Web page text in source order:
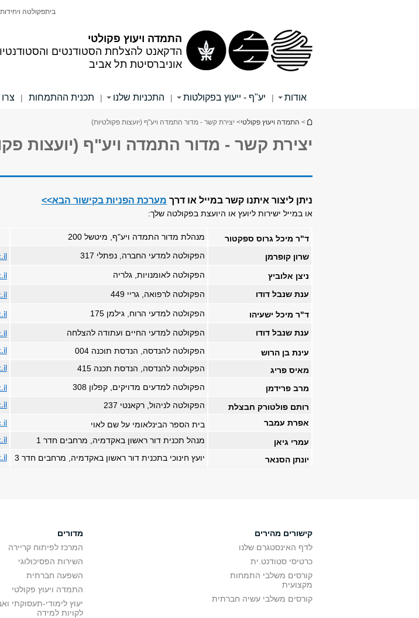
התמדה ויעוץ פקולטי
הדקאנט להצלחת הסטודנטים
אוניברסיטת תל אביב
ביתפקולטה ויחידות
אודות | יע"ף - ייעוץ בפקולטות | התכניות שלנו | תכנית ההתמחות |
הינך נמצא כאן
> התמדה ויעוץ פקולטי> יצירת קשר - מדור התמדה ויע"ף (יועצות פקולטיות)
יצירת קשר - מדור התמדה ויע"ף (יועצות
ניתן ליצור איתנו קשר במייל או דרך מערכת הפניות בקישור הבא>>
או במייל ישירות ליועץ או היועצת בפקולטה שלך:
ד"ר מיכל גרוס ספקטור מנהלת מדור התמדה ויע"ף, מיטשל 200
שרון קופרמן הפקולטה למדעי החברה, נפתלי 317
ניצן אלוביץ הפקולטה לאומנויות, גלריה
ענת שנבל דודו הפקולטה לרפואה, גריי 449
ד"ר מיכל ישעיהו הפקולטה למדעי הרוח, גילמן 175
ענת שנבל דודו הפקולטה למדעי החיים ועתודה להצלחה
עינת בן הרוש הפקולטה להנדסה, הנדסת תוכנה 004
מאיס פריג הפקולטה להנדסה, הנדסת תכנה 415
מרב פרידמן הפקולטה למדעים מדויקים, קפלון 308
רותם פולטורק חבצלת הפקולטה לניהול, רקאנטי 237
אפרת עמבר בית הספר הבינלאומי על שם לאוי
עמרי גיאן מנהל תכנית דור ראשון באקדמיה, מרחבים חדר 1
יונתן הסנאר יועץ חינוכי בתכנית דור ראשון באקדמיה, מרחבים חדר 3
קישורים מהירים
לדף האינסטגרם שלנו
כרטיסי סטודנט.ית
קורסים משלבי התמחות
מקצועית
קורסים משלבי עשיה חברתית
מדורים
המרכז לפיתוח קריירה
השירות הפסיכולוגי
השפעה חברתית
התמדה ויעוץ פקולטי
יעוץ לימודי-תעסוקתי
לקויות למידה